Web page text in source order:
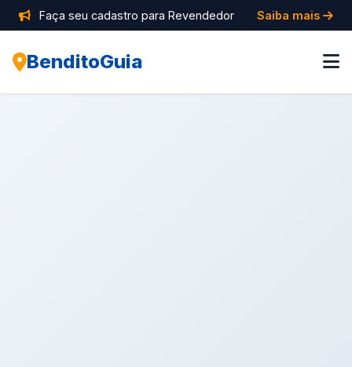
Faça seu cadastro para Revendedor Saiba mais
BenditoGuia